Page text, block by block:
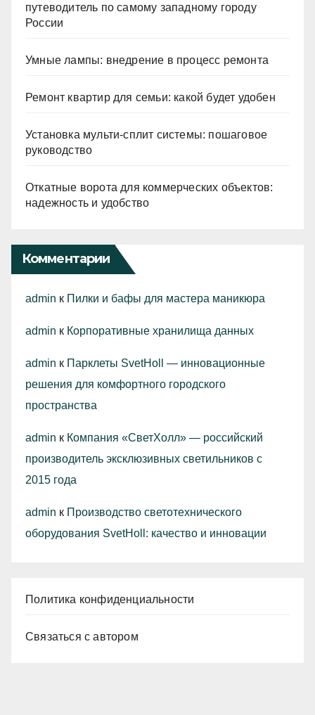
путеводитель по самому западному городу
России
Умные лампы: внедрение в процесс ремонта
Ремонт квартир для семьи: какой будет удобен
Установка мульти-сплит системы: пошаговое
руководство
Откатные ворота для коммерческих объектов:
надежность и удобство
Комментарии
admin к Пилки и бафы для мастера маникюра
admin к Корпоративные хранилища данных
admin к Парклеты SvetHoll — инновационные
решения для комфортного городского
пространства
admin к Компания «СветХолл» — российский
производитель эксклюзивных светильников с
2015 года
admin к Производство светотехнического
оборудования SvetHoll: качество и инновации
Политика конфиденциальности
Связаться с автором